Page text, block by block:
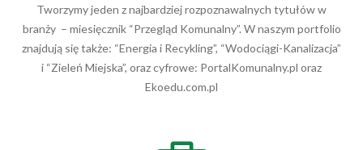
Tworzymy jeden z najbardziej rozpoznawalnych tytułów w
branży – miesięcznik “Przegląd Komunalny”​. W naszym portfolio
znajdują się także: “Energia i Recykling”, “Wodociągi-Kanalizacja”​
i “Zieleń Miejska”​, oraz cyfrowe: PortalKomunalny.pl oraz
Ekoedu.com.pl